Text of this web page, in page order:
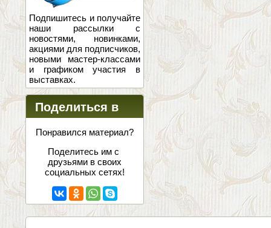
Подпишитесь и получайте
наши рассылки с
новостями, новинками,
акциями для подписчиков,
новыми мастер-классами
и графиком участия в
выставках.
Поделиться в
соцсетях
Понравился материал?
Поделитесь им с
друзьями в своих
социальных сетях!